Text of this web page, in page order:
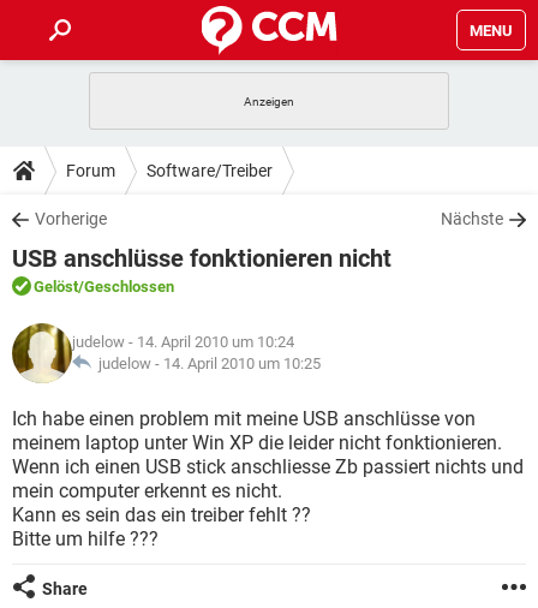
MENU
ANDROID IOS
WINDOWS 10
WHATSAPP TIKTOK
FACEBOOK
TIPPS & TRICKS
SPIELE
WINDOWS 10
WHATSAPP
FACEBOOK HARDWARE
DOWNLOADS
SPIELE STREAMING
ANDROID
WINDOWS 10 INSTAGRAM
WHATSAPP
FACEBOOK HARDWARE
FORUM
SPIELE
ANDROID IOS
WHATSAPP TIKTOK
FACEBOOK
LEXIKON
SPIELE
ANDROID IOS
WINDOWS 10 INSTAGRAM
WHATSAPP TIKTOK
FACEBOOK
Forum Software/Treiber
Vorherige Nächste
USB anschlüsse fonktionieren nicht
Gelöst/Geschlossen
judelow - 14. April 2010 um 10:24
judelow - 14. April 2010 um 10:25
Ich habe einen problem mit meine USB anschlüsse von
meinem laptop unter Win XP die leider nicht fonktionieren.
Wenn ich einen USB stick anschliesse Zb passiert nichts und
mein computer erkennt es nicht.
Kann es sein das ein treiber fehlt ??
Bitte um hilfe ???
Share